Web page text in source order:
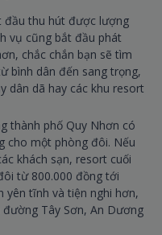
đầu thu hút được lượng
vụ cũng bắt đầu phát
chắc chắn bạn sẽ tìm
bình dân đến sang trọng,
dân dã hay các khu resort
thành phố Quy Nhơn có
cho một phòng đôi. Nếu
khách sạn, resort cuối
từ 800.000 đồng tới
yên tĩnh và tiện nghi hơn,
Tây Sơn, An Dương